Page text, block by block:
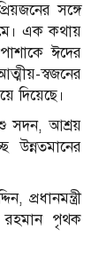
সঙ্গে
এক কথায়
ঈদের
স্বজনের
দিয়েছে।
সদন, আশ্রয়
উন্নতমানের
প্রধানমন্ত্রী
রহমান পৃথক